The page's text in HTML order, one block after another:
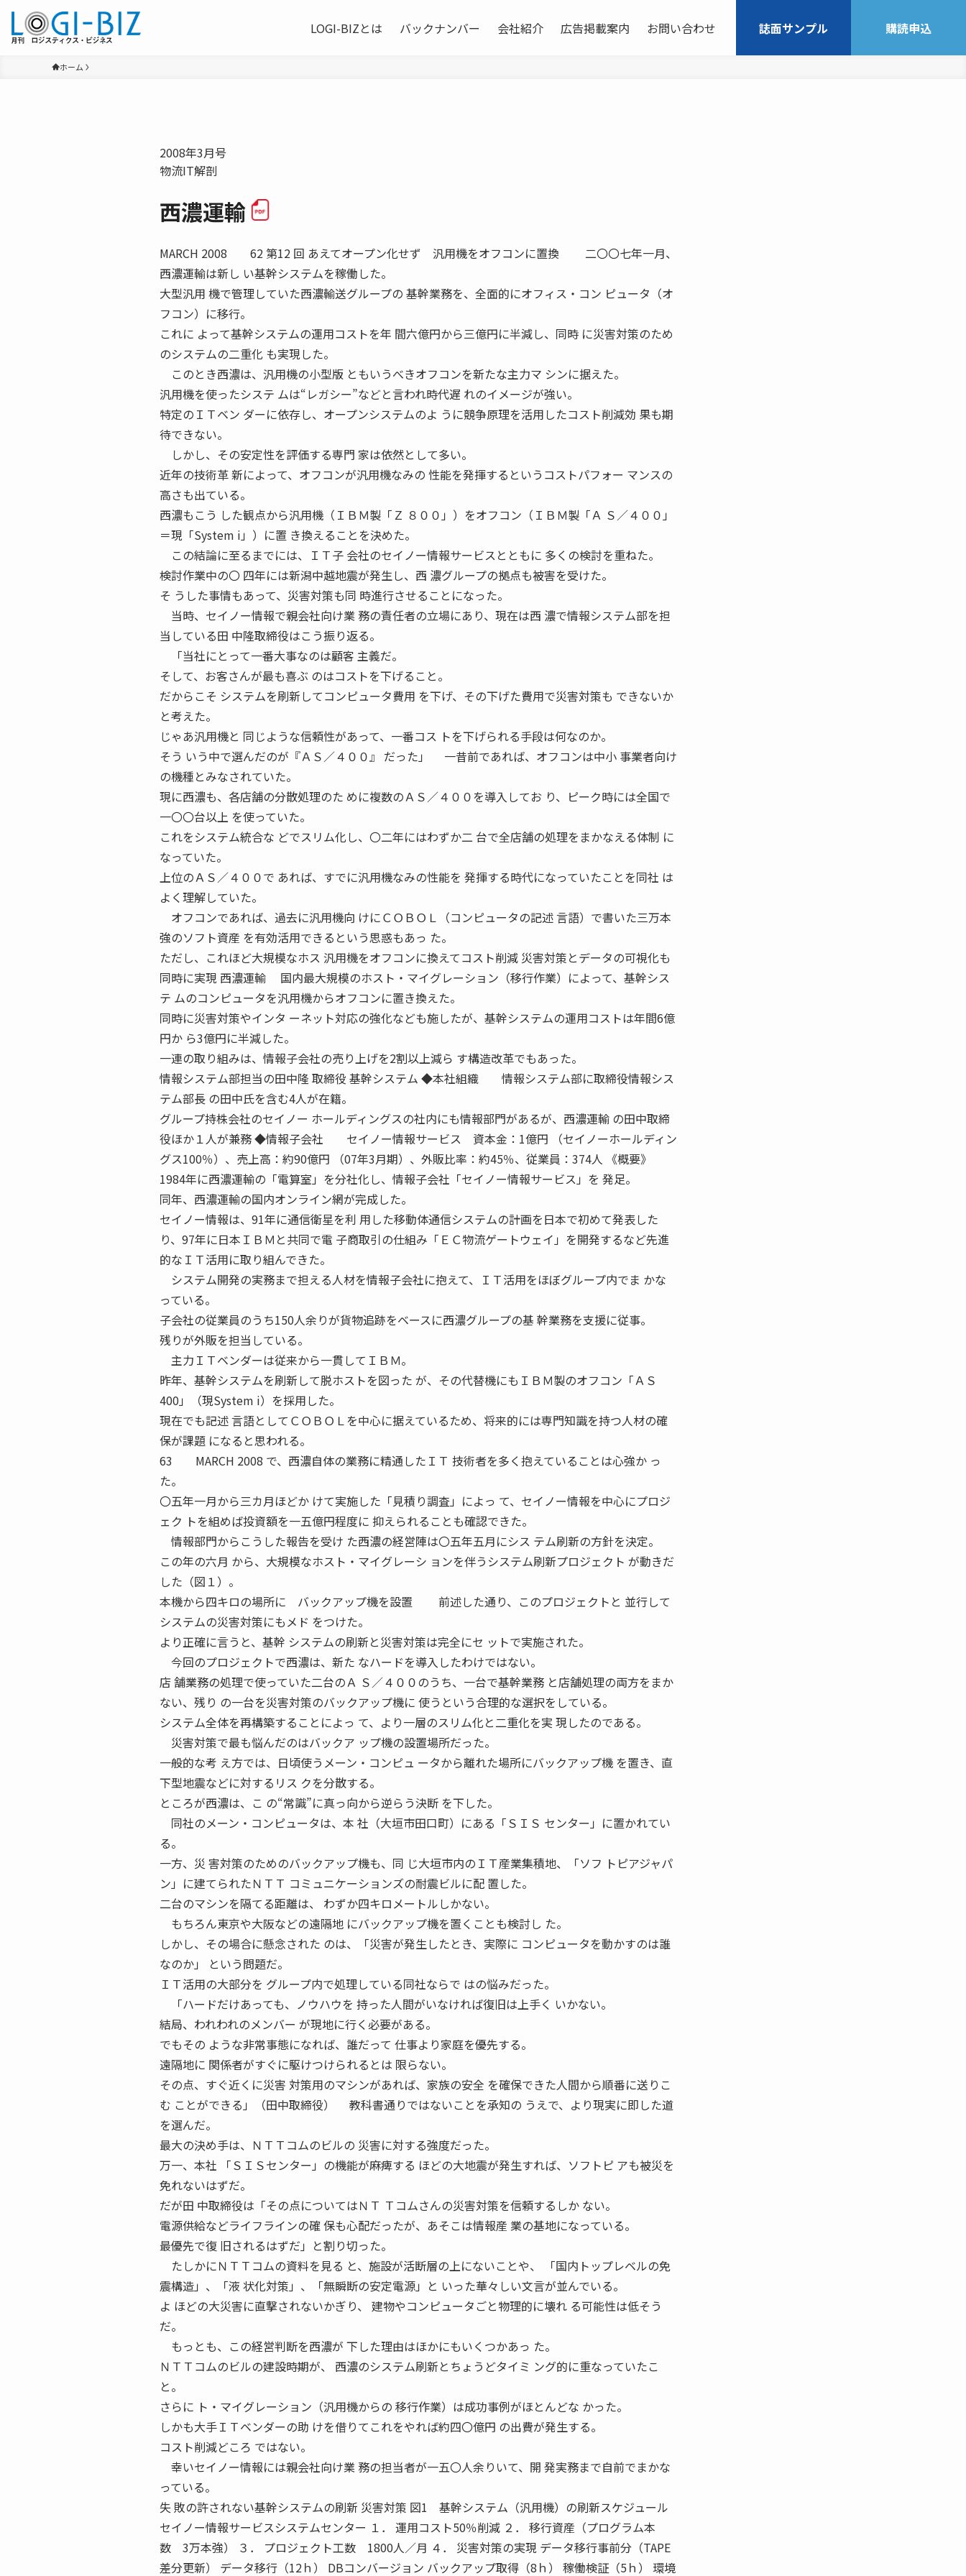
LOGI-BIZとは バックナンバー 会社紹介 広告掲載案内 お問い合わせ 誌面サンプル 購読申込
ホーム
2008年3月号
物流IT解剖
西濃運輸
MARCH 2008 62 第12 回 あえてオープン化せず 汎用機をオフコンに置換 二〇〇七年一月、
西濃運輸は新し い基幹システムを稼働した。
大型汎用 機で管理していた西濃輸送グループの 基幹業務を、全面的にオフィス・コン ピュータ（オ
フコン）に移行。
これに よって基幹システムの運用コストを年 間六億円から三億円に半減し、同時 に災害対策のため
のシステムの二重化 も実現した。
このとき西濃は、汎用機の小型版 ともいうべきオフコンを新たな主力マ シンに据えた。
汎用機を使ったシステ ムは“レガシー”などと言われ時代遅 れのイメージが強い。
特定のＩＴベン ダーに依存し、オープンシステムのよ うに競争原理を活用したコスト削減効 果も期
待できない。
しかし、その安定性を評価する専門 家は依然として多い。
近年の技術革 新によって、オフコンが汎用機なみの 性能を発揮するというコストパフォー マンスの
高さも出ている。
西濃もこう した観点から汎用機（ＩＢＭ製「Ｚ ８００」）をオフコン（ＩＢＭ製「Ａ Ｓ／４００」
＝現「System i」）に置 き換えることを決めた。
この結論に至るまでには、ＩＴ子 会社のセイノー情報サービスとともに 多くの検討を重ねた。
検討作業中の〇 四年には新潟中越地震が発生し、西 濃グループの拠点も被害を受けた。
そ うした事情もあって、災害対策も同 時進行させることになった。
当時、セイノー情報で親会社向け業 務の責任者の立場にあり、現在は西 濃で情報システム部を担
当している田 中隆取締役はこう振り返る。
「当社にとって一番大事なのは顧客 主義だ。
そして、お客さんが最も喜ぶ のはコストを下げること。
だからこそ システムを刷新してコンピュータ費用 を下げ、その下げた費用で災害対策も できないか
と考えた。
じゃあ汎用機と 同じような信頼性があって、一番コス トを下げられる手段は何なのか。
そう いう中で選んだのが『ＡＳ／４００』 だった」 一昔前であれば、オフコンは中小 事業者向け
の機種とみなされていた。
現に西濃も、各店舗の分散処理のた めに複数のＡＳ／４００を導入してお り、ピーク時には全国で
一〇〇台以上 を使っていた。
これをシステム統合な どでスリム化し、〇二年にはわずか二 台で全店舗の処理をまかなえる体制 に
なっていた。
上位のＡＳ／４００で あれば、すでに汎用機なみの性能を 発揮する時代になっていたことを同社 は
よく理解していた。
オフコンであれば、過去に汎用機向 けにＣＯＢＯＬ（コンピュータの記述 言語）で書いた三万本
強のソフト資産 を有効活用できるという思惑もあっ た。
ただし、これほど大規模なホス 汎用機をオフコンに換えてコスト削減 災害対策とデータの可視化も
同時に実現 西濃運輸 国内最大規模のホスト・マイグレーション（移行作業）によって、基幹シス
テ ムのコンピュータを汎用機からオフコンに置き換えた。
同時に災害対策やインタ ーネット対応の強化なども施したが、基幹システムの運用コストは年間6億
円か ら3億円に半減した。
一連の取り組みは、情報子会社の売り上げを2割以上減ら す構造改革でもあった。
情報システム部担当の田中隆 取締役 基幹システム ◆本社組織 情報システム部に取締役情報シス
テム部長 の田中氏を含む4人が在籍。
グループ持株会社のセイノー ホールディングスの社内にも情報部門があるが、西濃運輸 の田中取締
役ほか１人が兼務 ◆情報子会社 セイノー情報サービス 資本金：1億円 （セイノーホールディン
グス100％）、売上高：約90億円 （07年3月期）、外販比率：約45％、従業員：374人 《概要》
1984年に西濃運輸の「電算室」を分社化し、情報子会社「セイノー情報サービス」を 発足。
同年、西濃運輸の国内オンライン網が完成した。
セイノー情報は、91年に通信衛星を利 用した移動体通信システムの計画を日本で初めて発表した
り、97年に日本ＩＢＭと共同で電 子商取引の仕組み「ＥＣ物流ゲートウェイ」を開発するなど先進
的なＩＴ活用に取り組んできた。
システム開発の実務まで担える人材を情報子会社に抱えて、ＩＴ活用をほぼグループ内でま かな
っている。
子会社の従業員のうち150人余りが貨物追跡をベースに西濃グループの基 幹業務を支援に従事。
残りが外販を担当している。
主力ＩＴベンダーは従来から一貫してＩＢＭ。
昨年、基幹システムを刷新して脱ホストを図った が、その代替機にもＩＢＭ製のオフコン「ＡＳ
400」（現System i）を採用した。
現在でも記述 言語としてＣＯＢＯＬを中心に据えているため、将来的には専門知識を持つ人材の確
保が課題 になると思われる。
63 MARCH 2008 で、西濃自体の業務に精通したＩＴ 技術者を多く抱えていることは心強か っ
た。
〇五年一月から三カ月ほどか けて実施した「見積り調査」によっ て、セイノー情報を中心にプロジ
ェク トを組めば投資額を一五億円程度に 抑えられることも確認できた。
情報部門からこうした報告を受け た西濃の経営陣は〇五年五月にシス テム刷新の方針を決定。
この年の六月 から、大規模なホスト・マイグレーシ ョンを伴うシステム刷新プロジェクト が動きだ
した（図１）。
本機から四キロの場所に バックアップ機を設置 前述した通り、このプロジェクトと 並行して
システムの災害対策にもメド をつけた。
より正確に言うと、基幹 システムの刷新と災害対策は完全にセ ットで実施された。
今回のプロジェクトで西濃は、新た なハードを導入したわけではない。
店 舗業務の処理で使っていた二台のＡ Ｓ／４００のうち、一台で基幹業務 と店舗処理の両方をまか
ない、残り の一台を災害対策のバックアップ機に 使うという合理的な選択をしている。
システム全体を再構築することによっ て、より一層のスリム化と二重化を実 現したのである。
災害対策で最も悩んだのはバックア ップ機の設置場所だった。
一般的な考 え方では、日頃使うメーン・コンピュ ータから離れた場所にバックアップ機 を置き、直
下型地震などに対するリス クを分散する。
ところが西濃は、こ の“常識”に真っ向から逆らう決断 を下した。
同社のメーン・コンピュータは、本 社（大垣市田口町）にある「ＳＩＳ センター」に置かれてい
る。
一方、災 害対策のためのバックアップ機も、同 じ大垣市内のＩＴ産業集積地、「ソフ トピアジャパ
ン」に建てられたＮＴＴ コミュニケーションズの耐震ビルに配 置した。
二台のマシンを隔てる距離は、 わずか四キロメートルしかない。
もちろん東京や大阪などの遠隔地 にバックアップ機を置くことも検討し た。
しかし、その場合に懸念された のは、「災害が発生したとき、実際に コンピュータを動かすのは誰
なのか」 という問題だ。
ＩＴ活用の大部分を グループ内で処理している同社ならで はの悩みだった。
「ハードだけあっても、ノウハウを 持った人間がいなければ復旧は上手く いかない。
結局、われわれのメンバー が現地に行く必要がある。
でもその ような非常事態になれば、誰だって 仕事より家庭を優先する。
遠隔地に 関係者がすぐに駆けつけられるとは 限らない。
その点、すぐ近くに災害 対策用のマシンがあれば、家族の安全 を確保できた人間から順番に送りこ
む ことができる」（田中取締役） 教科書通りではないことを承知の うえで、より現実に即した道
を選んだ。
最大の決め手は、ＮＴＴコムのビルの 災害に対する強度だった。
万一、本社 「ＳＩＳセンター」の機能が麻痺する ほどの大地震が発生すれば、ソフトピ アも被災を
免れないはずだ。
だが田 中取締役は「その点についてはＮＴ Ｔコムさんの災害対策を信頼するしか ない。
電源供給などライフラインの確 保も心配だったが、あそこは情報産 業の基地になっている。
最優先で復 旧されるはずだ」と割り切った。
たしかにＮＴＴコムの資料を見る と、施設が活断層の上にないことや、 「国内トップレベルの免
震構造」、「液 状化対策」、「無瞬断の安定電源」と いった華々しい文言が並んでいる。
よ ほどの大災害に直撃されないかぎり、 建物やコンピュータごと物理的に壊れ る可能性は低そう
だ。
もっとも、この経営判断を西濃が 下した理由はほかにもいくつかあっ た。
ＮＴＴコムのビルの建設時期が、 西濃のシステム刷新とちょうどタイミ ング的に重なっていたこ
と。
さらに ト・マイグレーション（汎用機からの 移行作業）は成功事例がほとんどな かった。
しかも大手ＩＴベンダーの助 けを借りてこれをやれば約四〇億円 の出費が発生する。
コスト削減どころ ではない。
幸いセイノー情報には親会社向け業 務の担当者が一五〇人余りいて、開 発実務まで自前でまかな
っている。
失 敗の許されない基幹システムの刷新 災害対策 図1 基幹システム（汎用機）の刷新スケジュール
セイノー情報サービスシステムセンター １． 運用コスト50％削減 ２． 移行資産（プログラム本
数 3万本強） ３． プロジェクト工数 1800人／月 ４． 災害対策の実現 データ移行事前分（TAPE
差分更新） データ移行（12ｈ） DBコンバージョン バックアップ取得（8ｈ） 稼働検証（5ｈ） 環境